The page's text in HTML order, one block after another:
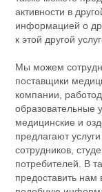
активности в
информацией о
к этой другой
Мы можем
поставщики
компании,
образовательные
медицинские и
предлагают
сотрудников,
потребителей. В
предоставить